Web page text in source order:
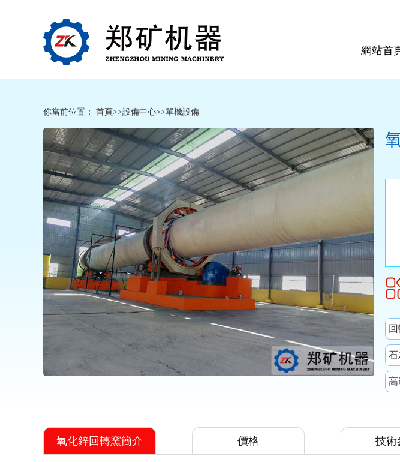
網站首
你當前位置： 首頁>>設備中心>>單機設備
石
高
氧化鋅回轉窯簡介 價格 技術